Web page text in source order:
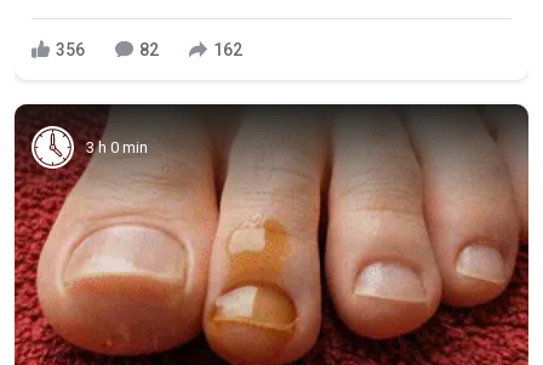
356 82 162
3 h 0 min